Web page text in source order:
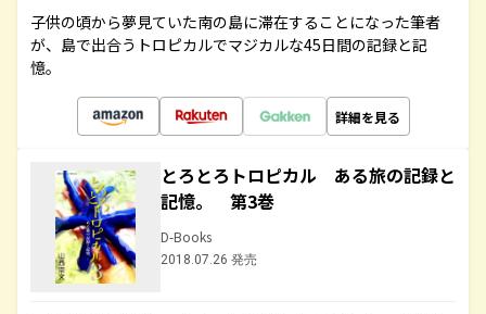
子供の頃から夢見ていた南の島に滞在することになった筆者
が、島で出合うトロピカルでマジカルな45日間の記録と記
憶。
詳細を見る
とろとろトロピカル ある旅の記録と
記憶。 第3巻
D-Books
2018.07.26 発売